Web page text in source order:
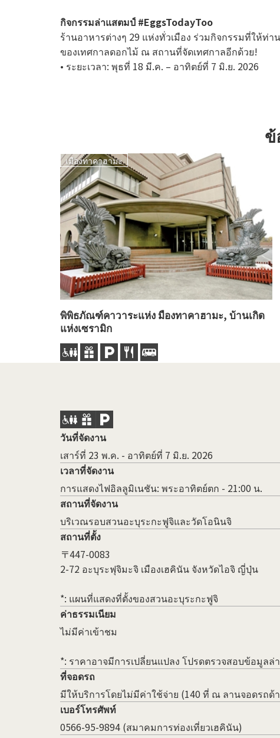
กิจกรรมล่าแสตมป์ #EggsTodayToo
ร้านอาหารต่างๆ 29 แห่งทั่วเมือง ร่วมกิจกรรมที่ให้ท่
ของเทศกาลดอกไม้ ณ สถานที่จัดเทศกาลอีกด้วย!
• ระยะเวลา: พุธที่ 18 มี.ค. – อาทิตย์ที่ 7 มิ.ย. 2026
ข้
เมืองทาคาฮามะ
พิพิธภัณฑ์คาวาระแห่ง มืองทาคาฮามะ, บ้านเกิด
แห่งเซรามิก
วันที่จัดงาน
เสาร์ที่ 23 พ.ค. - อาทิตย์ที่ 7 มิ.ย. 2026
เวลาที่จัดงาน
การแสดงไฟอิลลูมิเนชัน: พระอาทิตย์ตก - 21:00 น.
สถานที่จัดงาน
บริเวณรอบสวนอะบุระกะฟูจิและวัดโอนินจิ
สถานที่ตั้ง
〒447-0083
2-72 อะบุระฟุจิมะจิ เมืองเฮคินัน จังหวัดไอจิ ญี่ปุ่น
*: แผนที่แสดงที่ตั้งของสวนอะบุระกะฟูจิ
ค่าธรรมเนียม
ไม่มีค่าเข้าชม
*: ราคาอาจมีการเปลี่ยนแปลง โปรดตรวจสอบข้อมูลล่
ที่จอดรถ
มีให้บริการโดยไม่มีค่าใช้จ่าย (140 ที่ ณ ลานจอดรถ
เบอร์โทรศัพท์
0566-95-9894 (สมาคมการท่องเที่ยวเฮคินัน)